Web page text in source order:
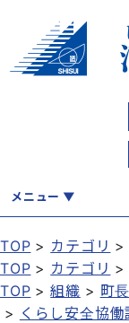
メニュー
くらし 健康・
TOP カテゴリ
TOP
カテゴリ
TOP
組織 町
くらし安全協